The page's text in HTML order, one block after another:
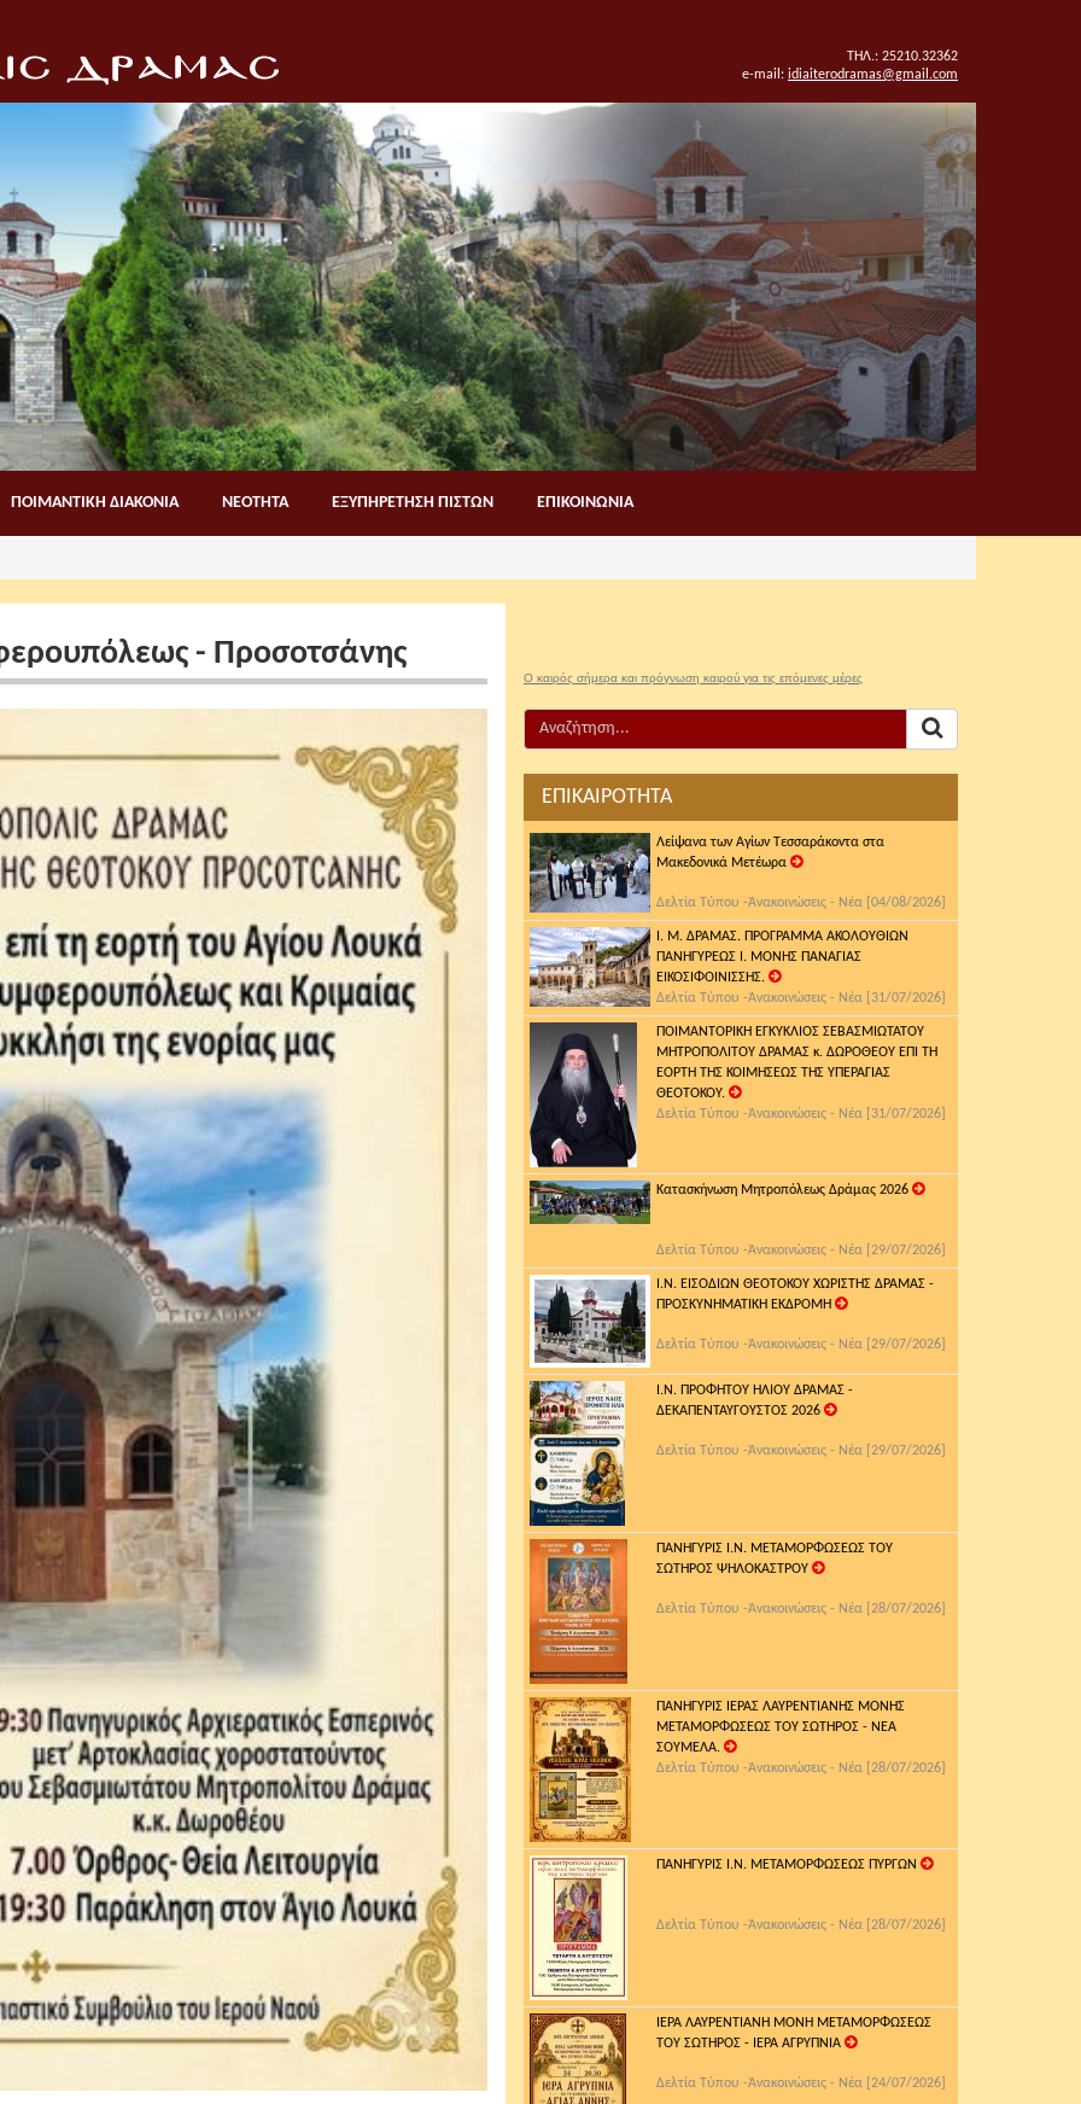
ΤΗΛ.: 25210.32362
e-mail: idiaiterodramas@gmail.com
ΠΟΙΜΑΝΤΙΚΗ ΔΙΑΚΟΝΙΑ ΝΕΟΤΗΤΑ ΕΞΥΠΗΡΕΤΗΣΗ ΠΙΣΤΩΝ ΕΠΙΚΟΙΝΩΝΙΑ
- Προσοτσάνης
Ο καιρός σήμερα και πρόγνωση καιρού για τις επόμενες μέρες
ΕΠΙΚΑΙΡΟΤΗΤΑ
Λείψανα των Αγίων Τεσσαράκοντα στα
Μακεδονικά Μετέωρα
Δελτία Τύπου -Ἀνακοινώσεις - Νέα [04/08/2026]
Ι. Μ. ΔΡΑΜΑΣ. ΠΡΟΓΡΑΜΜΑ ΑΚΟΛΟΥΘΙΩΝ
ΠΑΝΗΓΥΡΕΩΣ Ι. ΜΟΝΗΣ ΠΑΝΑΓΙΑΣ
ΕΙΚΟΣΙΦΟΙΝΙΣΣΗΣ.
Δελτία Τύπου -Ἀνακοινώσεις - Νέα [31/07/2026]
ΠΟΙΜΑΝΤΟΡΙΚΗ ΕΓΚΥΚΛΙΟΣ ΣΕΒΑΣΜΙΩΤΑΤΟΥ
ΜΗΤΡΟΠΟΛΙΤΟΥ ΔΡΑΜΑΣ κ. ΔΩΡΟΘΕΟΥ ΕΠΙ ΤΗ
ΕΟΡΤΗ ΤΗΣ ΚΟΙΜΗΣΕΩΣ ΤΗΣ ΥΠΕΡΑΓΙΑΣ
ΘΕΟΤΟΚΟΥ.
Δελτία Τύπου -Ἀνακοινώσεις - Νέα [31/07/2026]
Κατασκήνωση Μητροπόλεως Δράμας 2026
Δελτία Τύπου -Ἀνακοινώσεις - Νέα [29/07/2026]
Ι.Ν. ΕΙΣΟΔΙΩΝ ΘΕΟΤΟΚΟΥ ΧΩΡΙΣΤΗΣ ΔΡΑΜΑΣ -
ΠΡΟΣΚΥΝΗΜΑΤΙΚΗ ΕΚΔΡΟΜΗ
Δελτία Τύπου -Ἀνακοινώσεις - Νέα [29/07/2026]
Ι.Ν. ΠΡΟΦΗΤΟΥ ΗΛΙΟΥ ΔΡΑΜΑΣ -
ΔΕΚΑΠΕΝΤΑΥΓΟΥΣΤΟΣ 2026
Δελτία Τύπου -Ἀνακοινώσεις - Νέα [29/07/2026]
ΠΑΝΗΓΥΡΙΣ Ι.Ν. ΜΕΤΑΜΟΡΦΩΣΕΩΣ ΤΟΥ
ΣΩΤΗΡΟΣ ΨΗΛΟΚΑΣΤΡΟΥ
Δελτία Τύπου -Ἀνακοινώσεις - Νέα [28/07/2026]
ΠΑΝΗΓΥΡΙΣ ΙΕΡΑΣ ΛΑΥΡΕΝΤΙΑΝΗΣ ΜΟΝΗΣ
ΜΕΤΑΜΟΡΦΩΣΕΩΣ ΤΟΥ ΣΩΤΗΡΟΣ - ΝΕΑ
ΣΟΥΜΕΛΑ.
Δελτία Τύπου -Ἀνακοινώσεις - Νέα [28/07/2026]
ΠΑΝΗΓΥΡΙΣ Ι.Ν. ΜΕΤΑΜΟΡΦΩΣΕΩΣ ΠΥΡΓΩΝ
Δελτία Τύπου -Ἀνακοινώσεις - Νέα [28/07/2026]
ΙΕΡΑ ΛΑΥΡΕΝΤΙΑΝΗ ΜΟΝΗ ΜΕΤΑΜΟΡΦΩΣΕΩΣ
ΤΟΥ ΣΩΤΗΡΟΣ - ΙΕΡΑ ΑΓΡΥΠΝΙΑ
Δελτία Τύπου -Ἀνακοινώσεις - Νέα [24/07/2026]